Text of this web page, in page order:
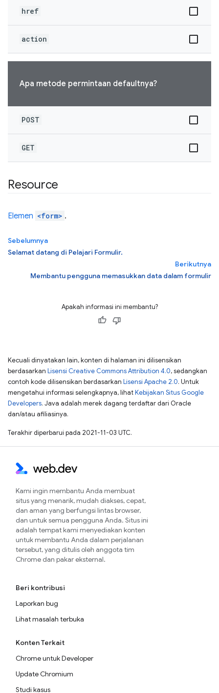
href
action
Apa metode permintaan defaultnya?
POST
GET
Resource
Elemen <form> .
Sebelumnya
Selamat datang di Pelajari Formulir.
Berikutnya
Membantu pengguna memasukkan data dalam formulir
Apakah informasi ini membantu?
Kecuali dinyatakan lain, konten di halaman ini dilisensikan
berdasarkan Lisensi Creative Commons Attribution 4.0, sedangkan
contoh kode dilisensikan berdasarkan Lisensi Apache 2.0. Untuk
mengetahui informasi selengkapnya, lihatKebijakan Situs Google
Developers. Java adalah merek dagang terdaftar dari Oracle
dan/atau afiliasinya.
Terakhir diperbarui pada 2021-11-03 UTC.
Kami ingin membantu Anda membuat
situs yang menarik, mudah diakses, cepat,
dan aman yang berfungsi lintas browser,
dan untuk semua pengguna Anda. Situs ini
adalah tempat kami menyediakan konten
untuk membantu Anda dalam perjalanan
tersebut, yang ditulis oleh anggota tim
Chrome dan pakar eksternal.
Beri kontribusi
Laporkan bug
Lihat masalah terbuka
Konten Terkait
Chrome untuk Developer
Update Chromium
Studi kasus